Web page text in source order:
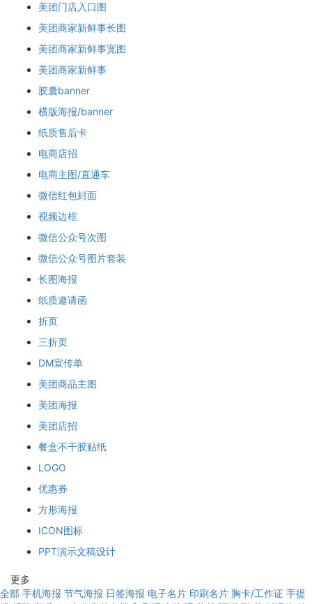
美团门店入口图
美团商家新鲜事长图
美团商家新鲜事宽图
美团商家新鲜事
胶囊banner
横版海报/banner
纸质售后卡
电商店招
电商主图/直通车
微信红包封面
视频边框
微信公众号次图
微信公众号图片套装
长图海报
纸质邀请函
折页
三折页
DM宣传单
美团商品主图
美团海报
美团店招
餐盒不干胶贴纸
LOGO
优惠券
方形海报
ICON图标
PPT演示文稿设计
更多
全部 手机海报 节气海报 日签海报 电子名片 印刷名片 胸卡/工作证 手提